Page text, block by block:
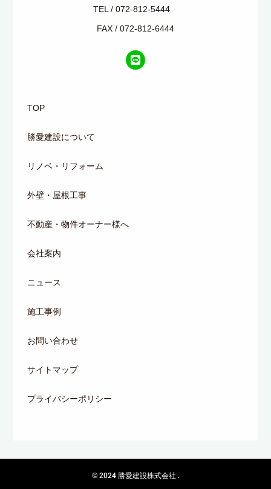
TEL / 072-812-5444
FAX / 072-812-6444
TOP
勝愛建設について
リノベ・リフォーム
外壁・屋根工事
不動産・物件オーナー様へ
会社案内
ニュース
施工事例
お問い合わせ
サイトマップ
プライバシーポリシー
© 2024 勝愛建設株式会社 .